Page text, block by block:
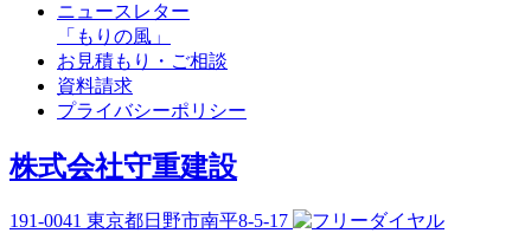
ニュースレター
「もりの風」
お見積もり・ご相談
資料請求
プライバシーポリシー
株式会社守重建設
191-0041 東京都日野市南平8-5-17